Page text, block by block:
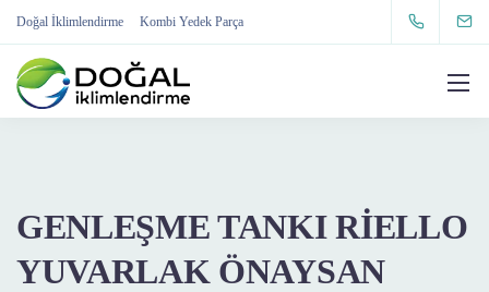
Doğal İklimlendirme Kombi Yedek Parça
GENLEŞME TANKI RİELLO
YUVARLAK ÖNAYSAN